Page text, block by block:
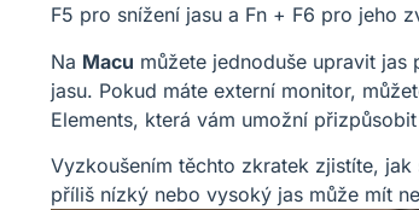
F5 pro snížení jasu a Fn + F6 pro jeho
Na Macu můžete jednoduše upravit
jasu. Pokud máte externí monitor,
Elements, která vám umožní
Vyzkoušením těchto zkratek zjistíte,
příliš nízký nebo vysoký jas může mít